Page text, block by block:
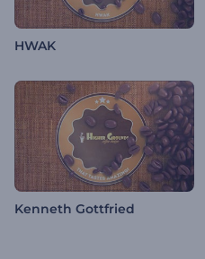
HWAK
Kenneth Gottfried